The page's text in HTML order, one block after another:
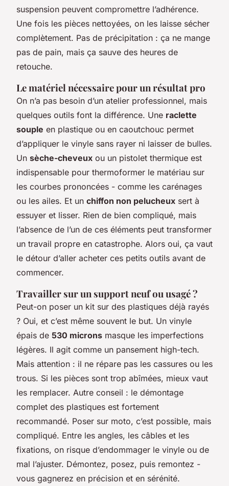
suspension peuvent compromettre l’adhérence.
Une fois les pièces nettoyées, on les laisse sécher
complètement. Pas de précipitation : ça ne mange
pas de pain, mais ça sauve des heures de
retouche.
Le matériel nécessaire pour un résultat pro
On n’a pas besoin d’un atelier professionnel, mais
quelques outils font la différence. Une raclette
souple en plastique ou en caoutchouc permet
d’appliquer le vinyle sans rayer ni laisser de bulles.
Un sèche-cheveux ou un pistolet thermique est
indispensable pour thermoformer le matériau sur
les courbes prononcées - comme les carénages
ou les ailes. Et un chiffon non pelucheux sert à
essuyer et lisser. Rien de bien compliqué, mais
l’absence de l’un de ces éléments peut transformer
un travail propre en catastrophe. Alors oui, ça vaut
le détour d’aller acheter ces petits outils avant de
commencer.
Travailler sur un support neuf ou usagé ?
Peut-on poser un kit sur des plastiques déjà rayés
? Oui, et c’est même souvent le but. Un vinyle
épais de 530 microns masque les imperfections
légères. Il agit comme un pansement high-tech.
Mais attention : il ne répare pas les cassures ou les
trous. Si les pièces sont trop abîmées, mieux vaut
les remplacer. Autre conseil : le démontage
complet des plastiques est fortement
recommandé. Poser sur moto, c’est possible, mais
compliqué. Entre les angles, les câbles et les
fixations, on risque d’endommager le vinyle ou de
mal l’ajuster. Démontez, posez, puis remontez -
vous gagnerez en précision et en sérénité.